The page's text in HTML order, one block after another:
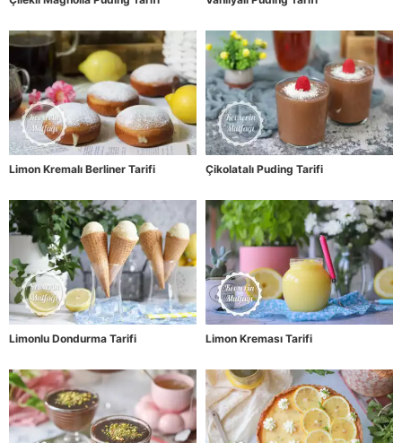
Limon Kremalı Berliner Tarifi Çikolatalı Puding Tarifi
Limonlu Dondurma Tarifi Limon Kreması Tarifi